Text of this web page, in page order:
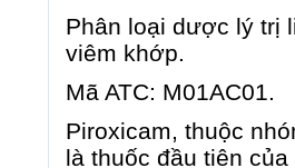
Phân loại dược lý trị
viêm khớp.
Mã ATC: M01AC01.
Piroxicam, thuộc
là thuốc đầu tiên